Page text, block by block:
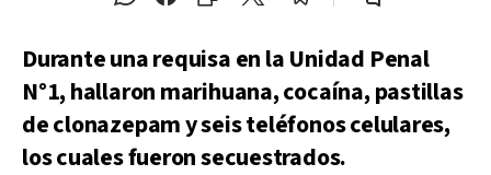
Durante una requisa en la Unidad Penal
N°1, hallaron marihuana, cocaína, pastillas
de clonazepam y seis teléfonos celulares,
los cuales fueron secuestrados.